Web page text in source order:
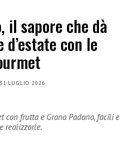
il sapore che dà
con le
31 LUGLIO 2026
con frutta e Grana Padano, facili e
realizzarle.